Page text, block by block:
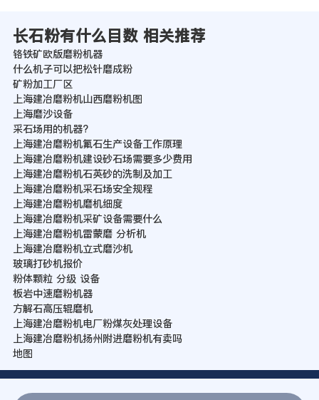
长石粉有什么目数 相关推荐
铬铁矿欧版磨粉机器
什么机子可以把松针磨成粉
矿粉加工厂区
上海建冶磨粉机山西磨粉机图
上海磨沙设备
采石场用的机器?
上海建冶磨粉机氟石生产设备工作原理
上海建冶磨粉机建设砂石场需要多少费用
上海建冶磨粉机石英砂的洗制及加工
上海建冶磨粉机采石场安全规程
上海建冶磨粉机磨机细度
上海建冶磨粉机采矿设备需要什么
上海建冶磨粉机雷蒙磨 分析机
上海建冶磨粉机立式磨沙机
玻璃打砂机报价
粉体颗粒 分级 设备
板岩中速磨粉机器
方解石高压辊磨机
上海建冶磨粉机电厂粉煤灰处理设备
上海建冶磨粉机扬州附进磨粉机有卖吗
地图